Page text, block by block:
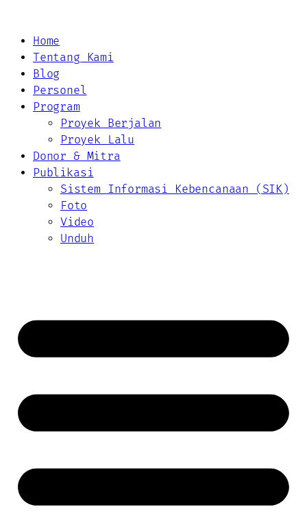
Home
Tentang Kami
Blog
Personel
Program
Proyek Berjalan
Proyek Lalu
Donor & Mitra
Publikasi
Sistem Informasi Kebencanaan (SIK)
Foto
Video
Unduh